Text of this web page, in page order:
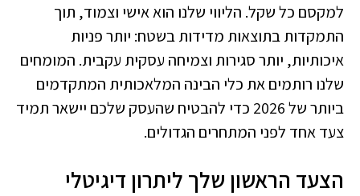
למקסם כל שקל. הליווי שלנו הוא אישי וצמוד, תוך
התמקדות בתוצאות מדידות בשטח: יותר פניות
איכותיות, יותר סגירות וצמיחה עסקית עקבית. המומחים
שלנו רותמים את כלי הבינה המלאכותית המתקדמים
ביותר של 2026 כדי להבטיח שהעסק שלכם יישאר תמיד
צעד אחד לפני המתחרים הגדולים.
הצעד הראשון שלך ליתרון דיגיטלי